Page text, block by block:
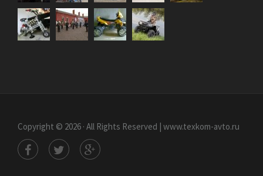
Copyright © 2026 · All Rights Reserved | www.texkom-avto.ru